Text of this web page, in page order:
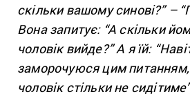
скільки вашому синові?” –
Вона запитує: “А скільки
чоловік вийде?” А я їй:
заморочуюся цим
чоловік стільки не